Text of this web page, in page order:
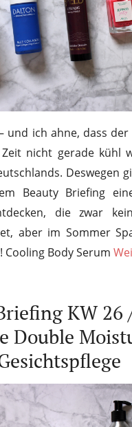
und ich ahne, dass
nicht gerade kühl
Deswegen
Beauty Briefing
die zwar
aber im Sommer
Cooling Body Serum
KW 26
Double